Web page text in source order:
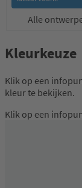
Alle
Kleurkeuze
Klik op een
kleur te bekijken.
Klik op een